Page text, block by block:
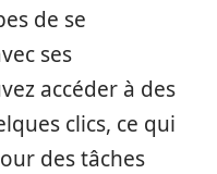
de se
ses
accéder à des
clics, ce qui
des tâches